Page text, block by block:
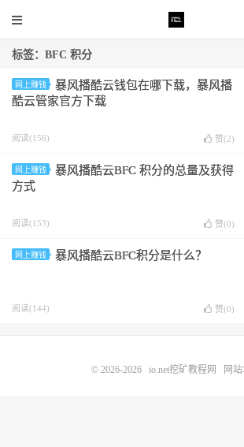
标签：BFC 积分
网上赚钱
暴风播酷云钱包在哪下载，暴风播
酷云管家官方下载
阅读(156) 赞(2)
网上赚钱
暴风播酷云BFC 积分的总量及获得
方式
阅读(153) 赞(0)
网上赚钱 暴风播酷云BFC积分是什么？
阅读(144) 赞(0)
© 2026-2026 io.net挖矿教程网 网